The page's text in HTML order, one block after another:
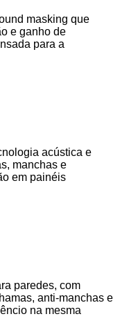
masking que
e ganho de
para a
acústica e
manchas e
em painéis
paredes, com
anti-manchas e
na mesma